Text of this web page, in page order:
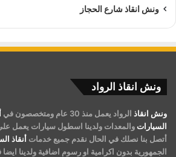
ونش انقاذ شارع الحجاز
ونش انقاذ الرواد
ونش انقاذ الرواد يعمل منذ 30 عام ومتخصصون في
السيارات
أتصل بنا نصلك في الحال نقدم جميع خدمات أنقاذ
الجمهورية بدون اكرامية او رسوم اضافية ولدينا